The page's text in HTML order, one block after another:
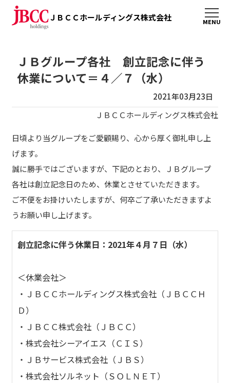
ＪＢＣＣホールディングス株式会社
ＪＢグループ各社 創立記念に伴う
休業について＝４／７（水）
2021年03月23日
ＪＢＣＣホールディングス株式会社
日頃より当グループをご愛顧賜り、心から厚く御礼申し上
げます。
誠に勝手ではございますが、下記のとおり、ＪＢグループ
各社は創立記念日のため、休業とさせていただきます。
ご不便をお掛けいたしますが、何卒ご了承いただきますよ
うお願い申し上げます。
創立記念に伴う休業日：2021年４月７日（水）
＜休業会社＞
・ＪＢＣＣホールディングス株式会社（ＪＢＣＣＨ
Ｄ）
・ＪＢＣＣ株式会社（ＪＢＣＣ）
・株式会社シーアイエス（ＣＩＳ）
・ＪＢサービス株式会社（ＪＢＳ）
・株式会社ソルネット（ＳＯＬＮＥＴ）